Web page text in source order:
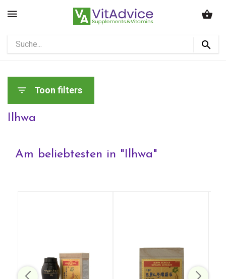
Toon filters
Ilhwa
Am beliebtesten in "Ilhwa"